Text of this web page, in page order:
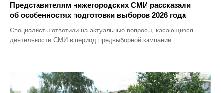
Представителям нижегородских СМИ рассказали
об особенностях подготовки выборов 2026 года
Специалисты ответили на актуальные вопросы, касающиеся
деятельности СМИ в период предвыборной кампании.